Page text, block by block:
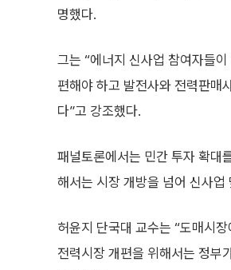
명했다.
그는 “에너지 신사업 참여자들이
편해야 하고 발전사와 전력판매
다”고 강조했다.
패널토론에서는 민간 투자 확대
해서는 시장 개방을 넘어 신사
허윤지 단국대 교수는 “도매시
전력시장 개편을 위해서는 정부